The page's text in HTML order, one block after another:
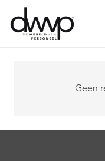
Geen